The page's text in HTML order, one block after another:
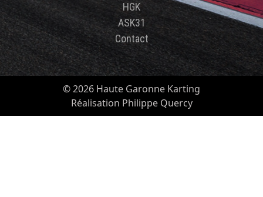
HGK
ASK31
Contact
© 2026 Haute Garonne Karting
Réalisation Philippe Quercy